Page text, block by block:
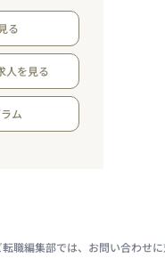
る
人を見る
ム
職編集部では、お問い合わせに